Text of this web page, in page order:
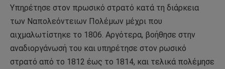
Υπηρέτησε στον πρωσικό στρατό κατά τη διάρκεια
των Ναπολεόντειων Πολέμων μέχρι που
αιχμαλωτίστηκε το 1806. Αργότερα, βοήθησε στην
αναδιοργάνωσή του και υπηρέτησε στον ρωσικό
στρατό από το 1812 έως το 1814, και τελικά πολέμησε